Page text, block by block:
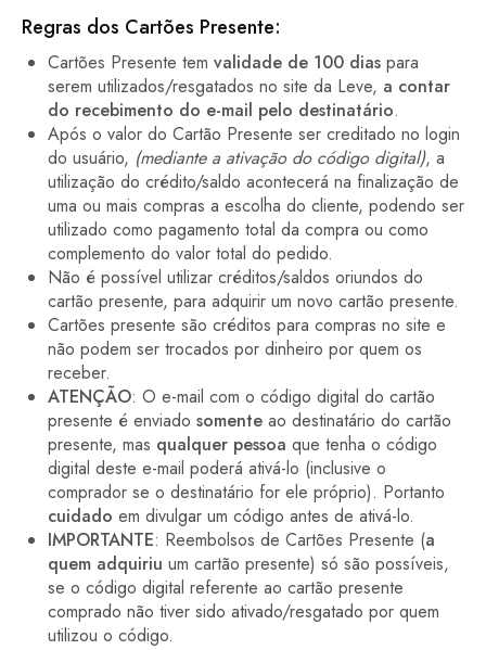
Regras dos Cartões Presente:
Cartões Presente tem validade de 100 dias para
serem utilizados/resgatados no site da Leve, a contar
do recebimento do e-mail pelo destinatário.
Após o valor do Cartão Presente ser creditado no login
do usuário, (mediante a ativação do código digital), a
utilização do crédito/saldo acontecerá na finalização de
uma ou mais compras a escolha do cliente, podendo ser
utilizado como pagamento total da compra ou como
complemento do valor total do pedido.
Não é possível utilizar créditos/saldos oriundos do
cartão presente, para adquirir um novo cartão presente.
Cartões presente são créditos para compras no site e
não podem ser trocados por dinheiro por quem os
receber.
ATENÇÃO: O e-mail com o código digital do cartão
presente é enviado somente ao destinatário do cartão
presente, mas qualquer pessoa que tenha o código
digital deste e-mail poderá ativá-lo (inclusive o
comprador se o destinatário for ele próprio). Portanto
cuidado em divulgar um código antes de ativá-lo.
IMPORTANTE: Reembolsos de Cartões Presente (a
quem adquiriu um cartão presente) só são possíveis,
se o código digital referente ao cartão presente
comprado não tiver sido ativado/resgatado por quem
utilizou o código.